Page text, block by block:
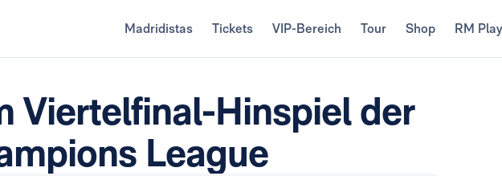
Madridistas Tickets VIP-Bereich Tour Shop RM Play
Viertelfinal-Hinspiel der
League